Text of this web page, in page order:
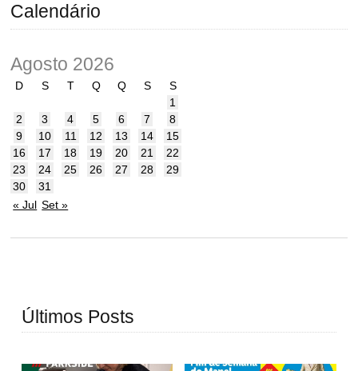
Calendário
Agosto 2026
D S T Q Q S
S
1
2
3 4 5 6 7
8
9
10 11 12 13 14
15
16
17 18 19 20 21
22
23
24 25 26 27 28
29
30
31
« Jul Set »
Últimos Posts